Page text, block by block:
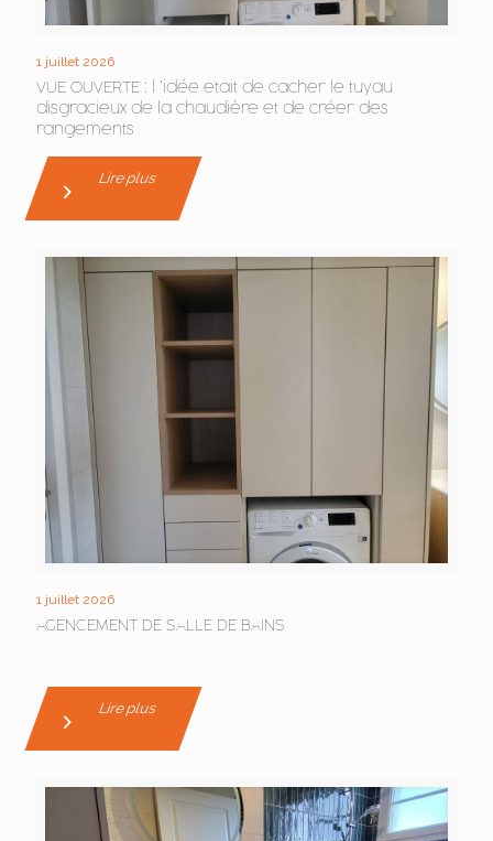
1 juillet 2026
VUE OUVERTE : l ‘idée etait de cacher le tuyau
disgracieux de la chaudière et de créer des
rangements
Lire plus
1 juillet 2026
AGENCEMENT DE SALLE DE BAINS
Lire plus